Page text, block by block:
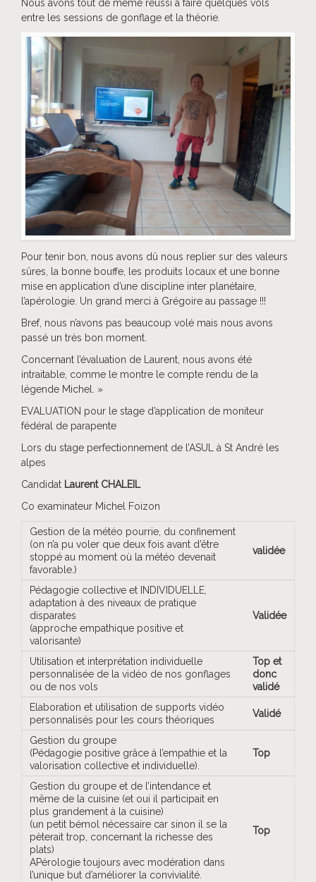
Nous avons tout de même réussi à faire quelques vols
entre les sessions de gonflage et la théorie.
Pour tenir bon, nous avons dû nous replier sur des valeurs
sûres, la bonne bouffe, les produits locaux et une bonne
mise en application d’une discipline inter planétaire,
l’apérologie. Un grand merci à Grégoire au passage !!!
Bref, nous n’avons pas beaucoup volé mais nous avons
passé un très bon moment.
Concernant l’évaluation de Laurent, nous avons été
intraitable, comme le montre le compte rendu de la
légende Michel. »
EVALUATION pour le stage d’application de moniteur
fédéral de parapente
Lors du stage perfectionnement de l’ASUL à St André les
alpes
Candidat Laurent CHALEIL
Co examinateur Michel Foizon
Gestion de la météo pourrie, du confinement
(on n’a pu voler que deux fois avant d’être
stoppé au moment où la météo devenait
favorable.)
validée
Pédagogie collective et INDIVIDUELLE,
adaptation à des niveaux de pratique
disparates
(approche empathique positive et
valorisante)
Validée
Utilisation et interprétation individuelle
personnalisée de la vidéo de nos gonflages
ou de nos vols
Top et
donc
validé
Elaboration et utilisation de supports vidéo
personnalisés pour les cours théoriques
Validé
Gestion du groupe
(Pédagogie positive grâce à l’empathie et la
valorisation collective et individuelle).
Top
Gestion du groupe et de l’intendance et
même de la cuisine (et oui il participait en
plus grandement à la cuisine)
(un petit bémol nécessaire car sinon il se la
pèterait trop, concernant la richesse des
plats)
APérologie toujours avec modération dans
l’unique but d’améliorer la convivialité.
Top